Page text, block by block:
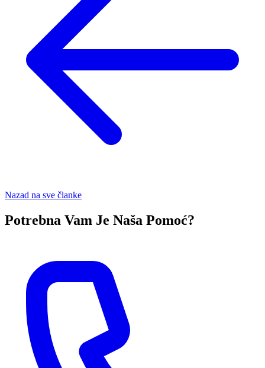
Nazad na sve članke
Potrebna Vam Je Naša Pomoć?